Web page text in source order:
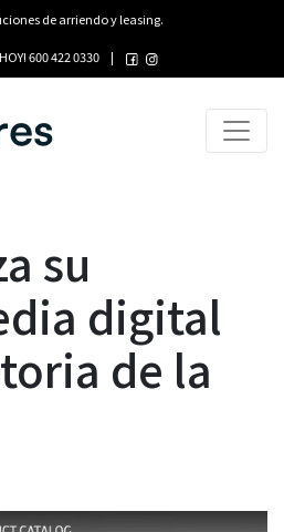
de arriendo y leasing.
600 422 0330 |
su
digital
de la